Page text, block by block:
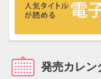
発売カレン